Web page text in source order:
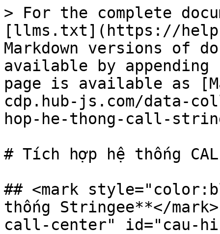
> For the complete
[llms.txt](https://
Markdown versions of
available by
page is available as
cdp.hub-js.com/data-
hop-he-thong-call-
# Tích hợp hệ thống
## <mark
thống Stringee**</
call-center" id="cau-